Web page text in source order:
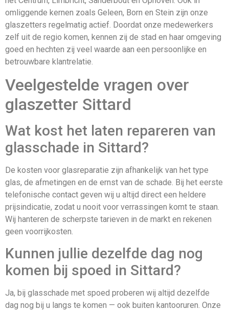
omliggende kernen zoals Geleen, Born en Stein zijn onze
glaszetters regelmatig actief. Doordat onze medewerkers
zelf uit de regio komen, kennen zij de stad en haar omgeving
goed en hechten zij veel waarde aan een persoonlijke en
betrouwbare klantrelatie.
Veelgestelde vragen over
glaszetter Sittard
Wat kost het laten repareren van
glasschade in Sittard?
De kosten voor glasreparatie zijn afhankelijk van het type
glas, de afmetingen en de ernst van de schade. Bij het eerste
telefonische contact geven wij u altijd direct een heldere
prijsindicatie, zodat u nooit voor verrassingen komt te staan.
Wij hanteren de scherpste tarieven in de markt en rekenen
geen voorrijkosten.
Kunnen jullie dezelfde dag nog
komen bij spoed in Sittard?
Ja, bij glasschade met spoed proberen wij altijd dezelfde
dag nog bij u langs te komen — ook buiten kantooruren. Onze